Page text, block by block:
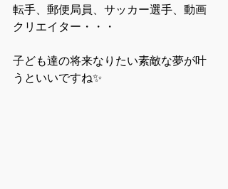
転手、郵便局員、サッカー選手、動画
クリエイター・・・
子ども達の将来なりたい素敵な夢が叶
うといいですね✨